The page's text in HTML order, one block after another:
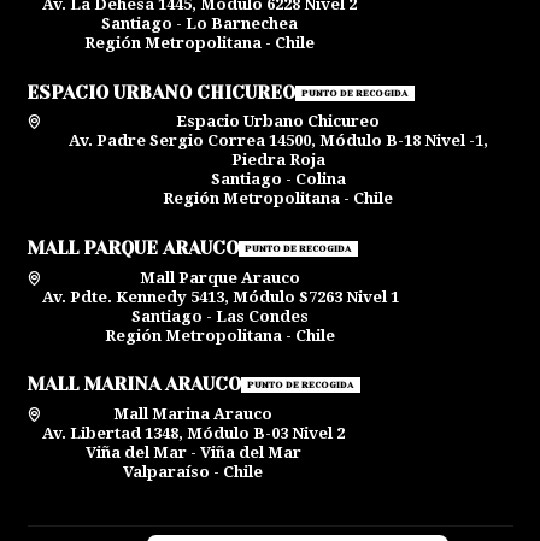
Av. La Dehesa 1445, Módulo 6228 Nivel 2
Santiago - Lo Barnechea
Región Metropolitana - Chile
ESPACIO URBANO CHICUREO PUNTO DE RECOGIDA
Espacio Urbano Chicureo
Av. Padre Sergio Correa 14500, Módulo B-18 Nivel -1,
Piedra Roja
Santiago - Colina
Región Metropolitana - Chile
MALL PARQUE ARAUCO PUNTO DE RECOGIDA
Mall Parque Arauco
Av. Pdte. Kennedy 5413, Módulo S7263 Nivel 1
Santiago - Las Condes
Región Metropolitana - Chile
MALL MARINA ARAUCO PUNTO DE RECOGIDA
Mall Marina Arauco
Av. Libertad 1348, Módulo B-03 Nivel 2
Viña del Mar - Viña del Mar
Valparaíso - Chile